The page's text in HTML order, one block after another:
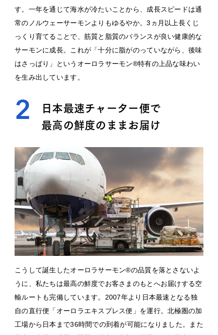
す。一年を通じて海水が冷たいことから、成長スピードは通
常のノルウェーサーモンよりもゆるやか。3ヵ月以上長くじ
っくり育てることで、筋質と脂質のバランスが良い健康的な
サーモンに成長。これが「十分に脂がのっていながら、後味
はさっぱり」というオーロラサーモン®特有の上品な味わい
を生み出しています。
2
日本最速チャーター便で
最高の鮮度のままお届け
こうして誕生したオーロラサーモン®の品質を落とさないよ
うに、私たちは最高の鮮度でお客さまのもとへお届けする空
輸ルートも完備しています。2007年より日本最速となる独
自の直行便「オーロラエキスプレス便」を運行。北極圏の加
工場から日本まで36時間での到着が可能になりました。また